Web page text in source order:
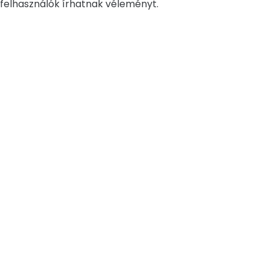
írhatnak véleményt.